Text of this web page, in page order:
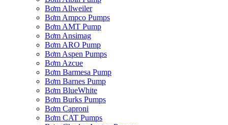
Bơm Allweiler
Bơm Ampco Pumps
Bơm AMT Pump
Bơm Ansimag
Bơm ARO Pump
Bơm Aspen Pumps
Bơm Azcue
Bơm Barmesa Pump
Bơm Barnes Pump
Bơm BlueWhite
Bơm Burks Pumps
Bơm Caproni
Bơm CAT Pumps